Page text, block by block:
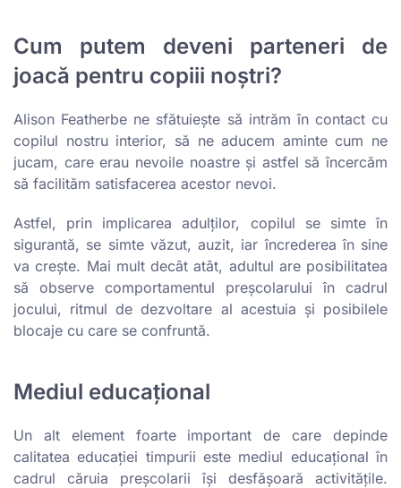
Cum putem deveni parteneri de
joacă pentru copiii noștri?
Alison Featherbe ne sfătuiește să intrăm în contact cu
copilul nostru interior, să ne aducem aminte cum ne
jucam, care erau nevoile noastre și astfel să încercăm
să facilităm satisfacerea acestor nevoi.
Astfel, prin implicarea adulților, copilul se simte în
sigurantă, se simte văzut, auzit, iar încrederea în sine
va crește. Mai mult decât atât, adultul are posibilitatea
să observe comportamentul preșcolarului în cadrul
jocului, ritmul de dezvoltare al acestuia și posibilele
blocaje cu care se confruntă.
Mediul educațional
Un alt element foarte important de care depinde
calitatea educației timpurii este mediul educațional în
cadrul căruia preşcolarii își desfășoară activitățile.